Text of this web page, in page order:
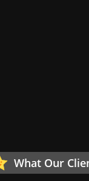
What Our